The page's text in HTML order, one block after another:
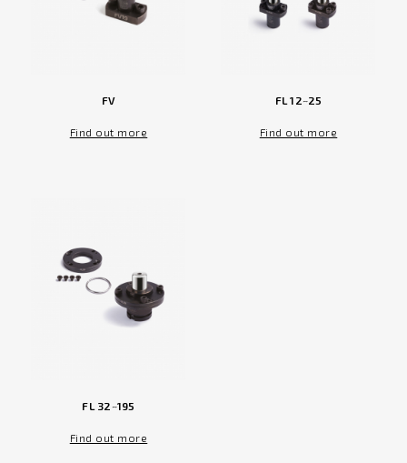
FV
Find out more
FL 12~25
Find out more
FL 32~195
Find out more